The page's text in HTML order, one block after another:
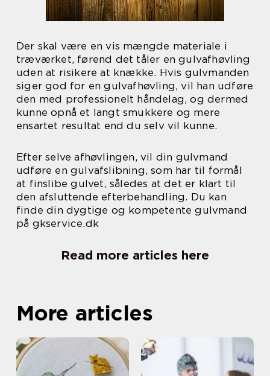
Der skal være en vis mængde materiale i
træværket, førend det tåler en gulvafhøvling
uden at risikere at knække. Hvis gulvmanden
siger god for en gulvafhøvling, vil han udføre
den med professionelt håndelag, og dermed
kunne opnå et langt smukkere og mere
ensartet resultat end du selv vil kunne.
Efter selve afhøvlingen, vil din gulvmand
udføre en gulvafslibning, som har til formål
at finslibe gulvet, således at det er klart til
den afsluttende efterbehandling. Du kan
finde din dygtige og kompetente gulvmand
på gkservice.dk
Read more articles here
More articles